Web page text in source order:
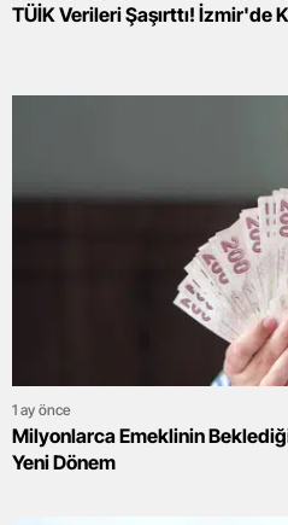
TÜİK Verileri Şaşırttı! İzmir'de
1 ay önce
Milyonlarca Emeklinin
Yeni Dönem